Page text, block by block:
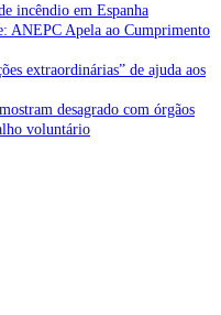
incêndio em Espanha
ANEPC Apela ao Cumprimento
extraordinárias” de ajuda aos
desagrado com órgãos
voluntário